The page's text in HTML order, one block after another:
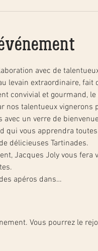
avec de
levain extraordinaire, fait
convivial et gourmand,
nos talentueux
un verre de
qui vous apprendra
délicieuses Tartinades.
Jacques Joly vous
apéros dans…
Vous pourrez le